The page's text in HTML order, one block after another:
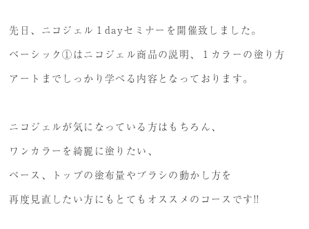
就職・キャリアサポート
ネイル体験会/スクール説明会
プレミアム講義のご案内
先日、ニコジェル１dayセミナーを開催致しました。
ベーシック①はニコジェル商品の説明、１カラーの塗り方
アートまでしっかり学べる内容となっております。
ニコジェルが気になっている方はもちろん、
ワンカラーを綺麗に塗りたい、
ベース、トップの塗布量やブラシの動かし方を
再度見直したい方にもとてもオススメのコースです!!